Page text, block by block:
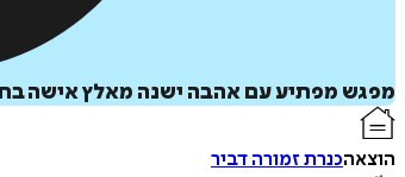
מפגש מפתיע עם אהבה ישנה מאלץ אישה
הוצאהכנרת זמורה דביר